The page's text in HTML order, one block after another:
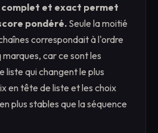
complet et exact permet
pondéré. Seule la moitié
correspondait à l'ordre
car ce sont les
liste qui changent le plus
en tête de liste et les choix
plus stables que la séquence